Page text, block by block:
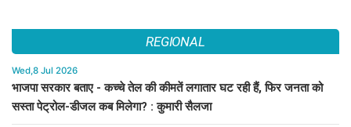
REGIONAL
Wed,8 Jul 2026
भाजपा सरकार बताए - कच्चे तेल की कीमतें लगातार घट रही हैं, फिर जनता को
सस्ता पेट्रोल-डीजल कब मिलेगा? : कुमारी सैलजा